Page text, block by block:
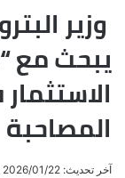
وزير
يبحث مع
المصاحبة
آخر تحديث: 2026/01/22 4:25:02 مساءً